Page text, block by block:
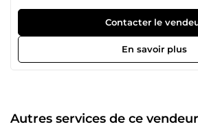
pleinement aujourd’hui. Étant
métier pour des grands groupes, des
pendant de nombreuses années, j'ai
proposer mes services et mon
soucieuses d’arriver à des résultats
accompagner et vous coacher en
vos projets, vos problématiques et vos
Contacter le
En savoir plus
Autres services de ce vendeur